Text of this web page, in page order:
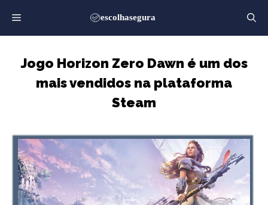
para
o
Jogo Horizon Zero Dawn é um dos
mais vendidos na plataforma
Steam